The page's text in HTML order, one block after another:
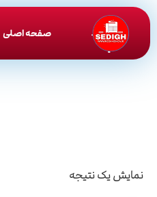
صفحه اصلی
نمایش یک نتیجه